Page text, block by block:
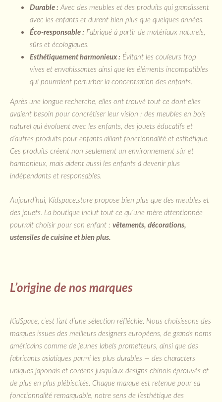
Durable : Avec des meubles et des produits qui grandissent
avec les enfants et durent bien plus que quelques années.
Éco-responsable : Fabriqué à partir de matériaux naturels,
sûrs et écologiques.
Esthétiquement harmonieux : Évitant les couleurs trop
vives et envahissantes ainsi que les éléments incompatibles
qui pourraient perturber la concentration des enfants.
Après une longue recherche, elles ont trouvé tout ce dont elles
avaient besoin pour concrétiser leur vision : des meubles en bois
naturel qui évoluent avec les enfants, des jouets éducatifs et
d’autres produits pour enfants alliant fonctionnalité et esthétique.
Ces produits créent non seulement un environnement sûr et
harmonieux, mais aident aussi les enfants à devenir plus
indépendants et responsables.
Aujourd’hui, Kidspace.store propose bien plus que des meubles et
des jouets. La boutique inclut tout ce qu’une mère attentionnée
pourrait choisir pour son enfant : vêtements, décorations,
ustensiles de cuisine et bien plus.
L’origine de nos marques
KidSpace, c’est l’art d’une sélection réfléchie. Nous choisissons des
marques issues des meilleurs designers européens, de grands noms
américains comme de jeunes labels prometteurs, ainsi que des
fabricants asiatiques parmi les plus durables — des characters
uniques japonais et coréens jusqu’aux designs chinois éprouvés et
de plus en plus plébiscités. Chaque marque est retenue pour sa
fonctionnalité remarquable, notre sens de l’esthétique des